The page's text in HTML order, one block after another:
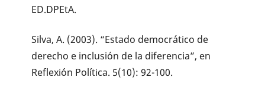
ED.DPEtA.
Silva, A. (2003). “Estado democrático de
derecho e inclusión de la diferencia”, en
Reflexión Política. 5(10): 92-100.